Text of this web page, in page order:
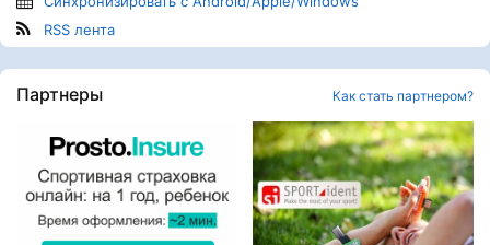
RSS лента
Партнеры Как стать партнером?